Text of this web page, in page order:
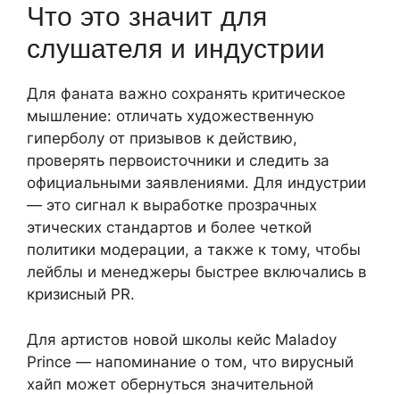
Что это значит для
слушателя и индустрии
Для фаната важно сохранять критическое
мышление: отличать художественную
гиперболу от призывов к действию,
проверять первоисточники и следить за
официальными заявлениями. Для индустрии
— это сигнал к выработке прозрачных
этических стандартов и более четкой
политики модерации, а также к тому, чтобы
лейблы и менеджеры быстрее включались в
кризисный PR.
Для артистов новой школы кейс Maladoy
Prince — напоминание о том, что вирусный
хайп может обернуться значительной